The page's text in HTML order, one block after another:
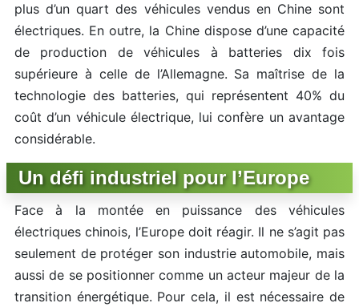
plus d’un quart des véhicules vendus en Chine sont
électriques. En outre, la Chine dispose d’une capacité
de production de véhicules à batteries dix fois
supérieure à celle de l’Allemagne. Sa maîtrise de la
technologie des batteries, qui représentent 40% du
coût d’un véhicule électrique, lui confère un avantage
considérable.
Un défi industriel pour l’Europe
Face à la montée en puissance des véhicules
électriques chinois, l’Europe doit réagir. Il ne s’agit pas
seulement de protéger son industrie automobile, mais
aussi de se positionner comme un acteur majeur de la
transition énergétique. Pour cela, il est nécessaire de